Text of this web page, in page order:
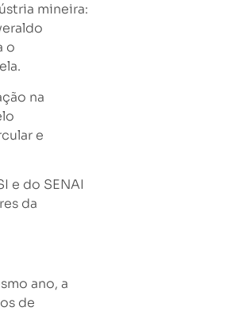
mineira:
o
na
e
e do SENAI
da
ano, a
de